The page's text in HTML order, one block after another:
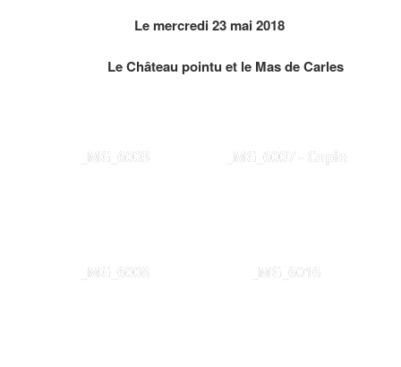
Le mercredi 23 mai 2018
Le Château pointu et le Mas de Carles
_MG_6003 _MG_6007 - Copie
_MG_6008 _MG_6016